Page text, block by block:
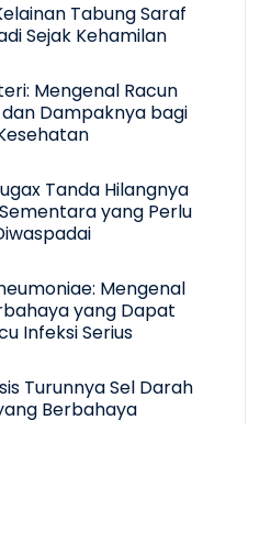
Tabung Saraf
Sejak Kehamilan
Mengenal Racun
Dampaknya bagi
Tanda Hilangnya
yang Perlu
Mengenal
yang Dapat
Infeksi Serius
Turunnya Sel Darah
Berbahaya